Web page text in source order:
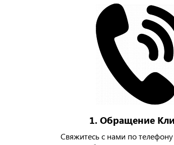
1. Обращение
Свяжитесь с нами по